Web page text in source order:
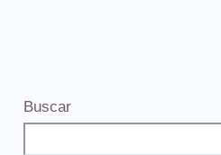
Buscar